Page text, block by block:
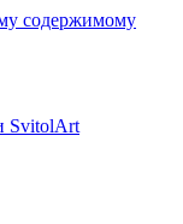
содержимому
SvitolArt